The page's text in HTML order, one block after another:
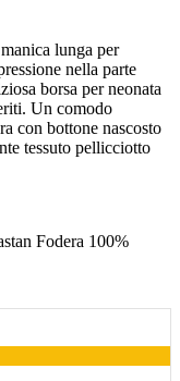
lunga per
nella parte
borsa per neonata
Un comodo
con bottone nascosto
tessuto pellicciotto
Fodera 100%